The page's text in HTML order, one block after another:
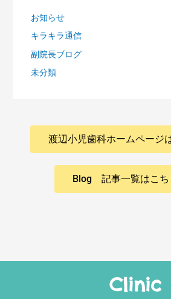
お知らせ
キラキラ通信
副院長ブログ
未分類
渡辺小児歯科ホームページ
Blog 記事一覧はこ
Clinic